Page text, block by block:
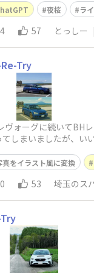
夜桜 ラ
4 57 とっしー |
Try
ヴォーグに続いてBH
てしまいましたが、い
真をイラスト風に変換
0 53 埼玉のス